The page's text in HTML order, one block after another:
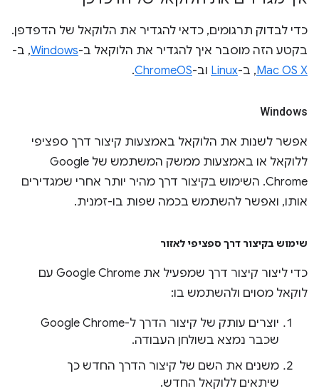
כדי לבדוק תרגומים, כדאי להגדיר את הלוקאל של הדפדפן.
בקטע הזה מוסבר איך להגדיר את הלוקאל ב-Windows, ב-
Mac OS X, ב-Linux וב-ChromeOS
.
Windows
אפשר לשנות את הלוקאל באמצעות קיצור דרך ספציפי
ללוקאל או באמצעות ממשק המשתמש של Google
Chrome. השימוש בקיצור דרך מהיר יותר אחרי שמגדירים
אותו, ואפשר להשתמש בכמה שפות בו-זמנית.
שימוש בקיצור דרך ספציפי לאזור
כדי ליצור קיצור דרך שמפעיל את Google Chrome עם
לוקאל מסוים ולהשתמש בו:
יוצרים עותק של קיצור הדרך ל-Google Chrome
שכבר נמצא בשולחן העבודה.
משנים את השם של קיצור הדרך החדש כך
שיתאים ללוקאל החדש.